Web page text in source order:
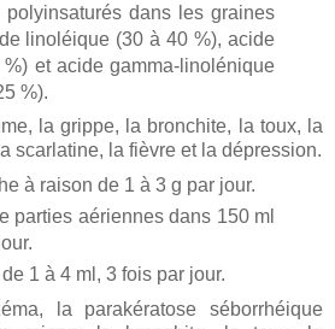
dans les graines
linoléique (30 à 40 %), acide
et acide gamma-linolénique
%).
la grippe, la bronchite, la toux, la
scarlatine, la fièvre et la dépression.
à raison de 1 à 3 g par jour.
parties aériennes dans 150 ml
1 à 4 ml, 3 fois par jour.
la parakératose séborrhéique